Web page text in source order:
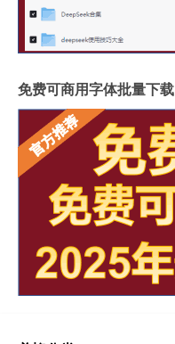
免费可商用字体批量下载